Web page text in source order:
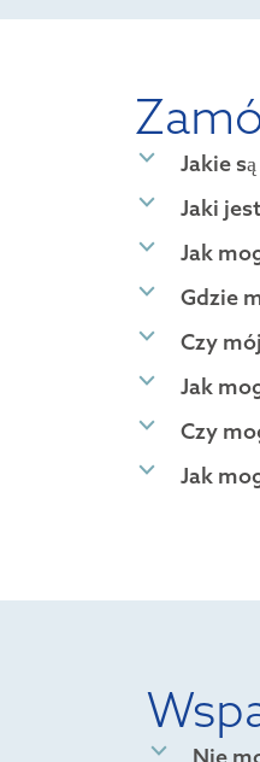
b Jakie
b Jaki
b Jak
b Gdzie
b Czy
b Jak
b Czy
b Jak
b